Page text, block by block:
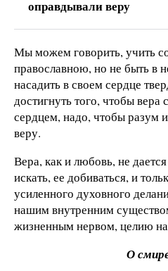
оправдывали веру
Мы можем говорить, учить
православною, но не быть в
насадить в своем сердце
достигнуть того, чтобы вера
сердцем, надо, чтобы разум
веру.
Вера, как и любовь, не
искать, ее добиваться, и
усиленного духовного
нашим внутренним
жизненным нервом, целию
О